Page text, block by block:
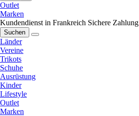
Outlet
Marken
Kundendienst in Frankreich Sichere Zahlung
Suchen
Länder
Vereine
Trikots
Schuhe
Ausrüstung
Kinder
Lifestyle
Outlet
Marken